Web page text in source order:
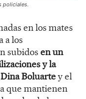
policiales.
en los mates
a los
subidos en un
y la
Boluartey el
que mantienen